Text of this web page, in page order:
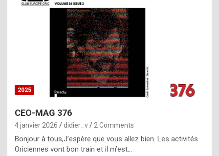
h
i
s
t
o
r
p
e
c
2025
CEO-MAG 376
4 janvier 2026 didier_v 2 Comments
Bonjour à tous,J’espère que vous allez bien. Les activités
Oriciennes vont bon train et il m’est…